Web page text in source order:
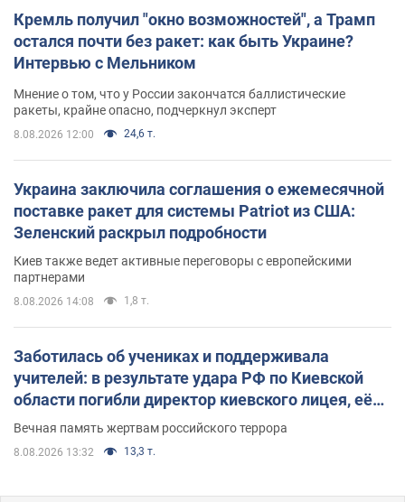
Кремль получил "окно возможностей", а Трамп
остался почти без ракет: как быть Украине?
Интервью с Мельником
Мнение о том, что у России закончатся баллистические
ракеты, крайне опасно, подчеркнул эксперт
8.08.2026 12:00 24,6 т.
Украина заключила соглашения о ежемесячной
поставке ракет для системы Patriot из США:
Зеленский раскрыл подробности
Киев также ведет активные переговоры с европейскими
партнерами
8.08.2026 14:08 1,8 т.
Заботилась об учениках и поддерживала
учителей: в результате удара РФ по Киевской
области погибли директор киевского лицея, её
муж и внук
Вечная память жертвам российского террора
8.08.2026 13:32 13,3 т.